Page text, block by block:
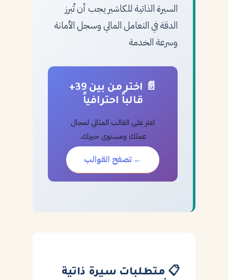
السيرة الذاتية للكاشير يجب أن تُبرز
الدقة في التعامل المالي وسجل الأمانة
وسرعة الخدمة
📄 اختر من بين 39+
قالباً احترافياً
اعثر على القالب المثالي لمجال
عملك ومستوى خبرتك.
← تصفح القوالب
📋 متطلبات سيرة ذاتية